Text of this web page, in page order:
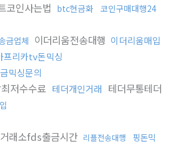
코인사는법 btc현금화 코인구매대행24
금업체 이더리움전송대행 이더리움매입
프리카tv돈믹싱
믹싱문의
저수수료 테더개인거래 테더무통테더
래소fds출금시간 리플전송대행
핑돈믹